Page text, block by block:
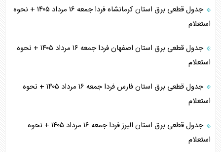
جدول قطعی برق استان کرمانشاه فردا جمعه ۱۶ مرداد ۱۴۰۵ + نحوه
استعلام
جدول قطعی برق استان اصفهان فردا جمعه ۱۶ مرداد ۱۴۰۵ + نحوه
استعلام
جدول قطعی برق استان فارس فردا جمعه ۱۶ مرداد ۱۴۰۵ + نحوه
استعلام
جدول قطعی برق استان البرز فردا جمعه ۱۶ مرداد ۱۴۰۵ + نحوه
استعلام